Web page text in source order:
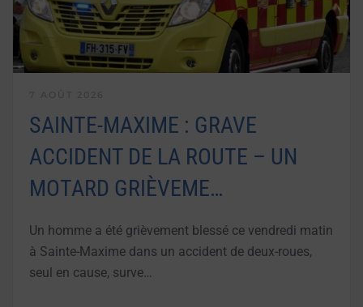
SAINTE-MAXIME : GRAVE
ACCIDENT DE LA ROUTE – UN
MOTARD GRIÈVEME…
Un homme a été grièvement blessé ce vendredi matin
à Sainte-Maxime dans un accident de deux-roues,
seul en cause, surve…